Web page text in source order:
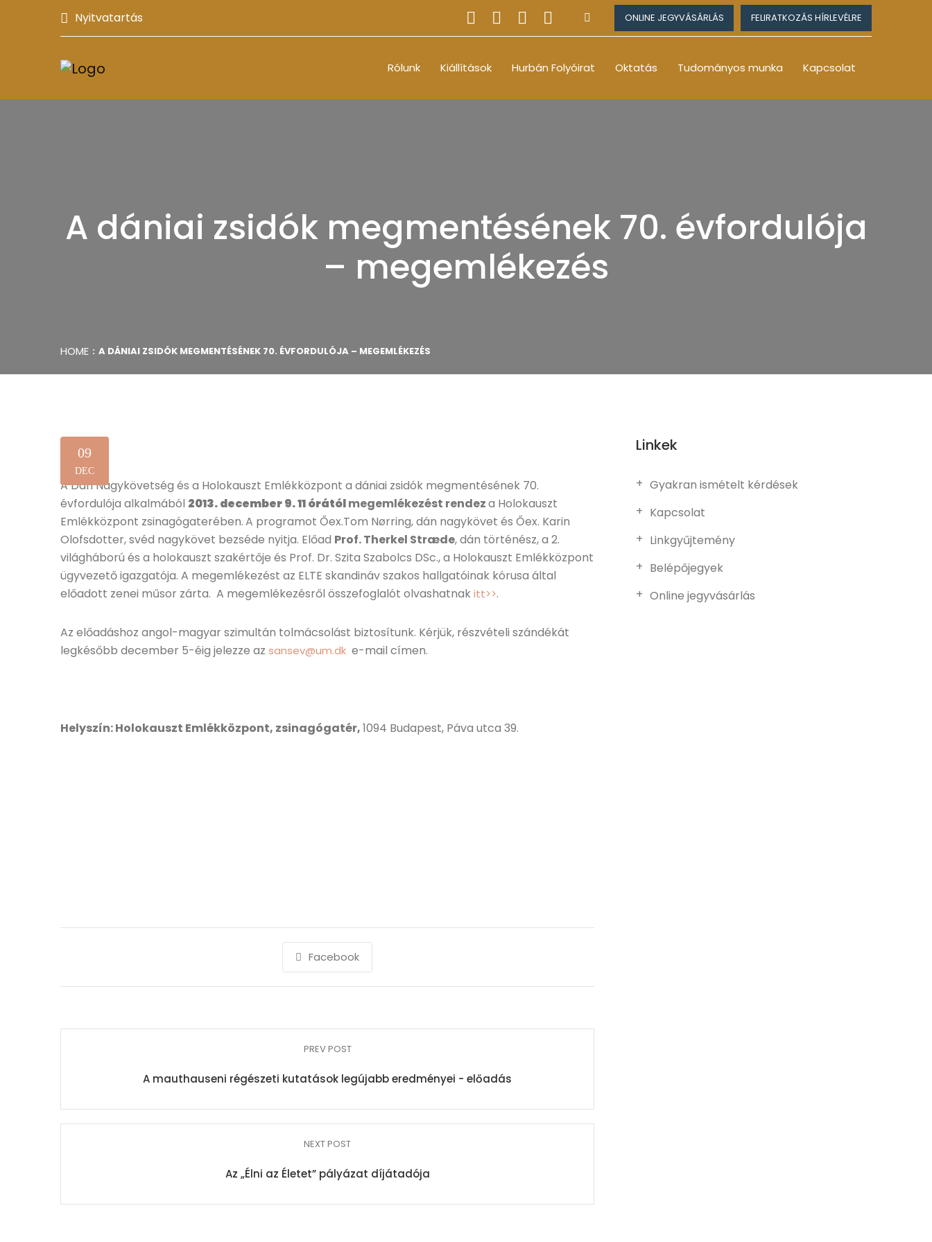
Nyitvatartás ONLINE JEGYVÁSÁRLÁS FELIRATKOZÁS HÍRLEVÉLRE
Rólunk Kiállítások Hurbán Folyóirat Oktatás Tudományos munka Kapcsolat
A dániai zsidók megmentésének 70. évfordulója
– megemlékezés
HOME A DÁNIAI ZSIDÓK MEGMENTÉSÉNEK 70. ÉVFORDULÓJA – MEGEMLÉKEZÉS
09
DEC
A Dán Nagykövetség és a Holokauszt Emlékközpont a dániai zsidók megmentésének 70.
évfordulója alkalmából 2013. december 9. 11 órátólmegemlékezést rendeza Holokauszt
Emlékközpont zsinagógaterében.A programot Őex.Tom Nørring, dán nagykövet és Őex. Karin
Olofsdotter, svéd nagykövet bezséde nyitja. Előad Prof. Therkel Stræde, dán történész, a 2.
világháború és a holokauszt szakértője és Prof. Dr. Szita Szabolcs DSc., a Holokauszt Emlékközpont
ügyvezető igazgatója. A megemlékezést az ELTE skandináv szakos hallgatóinak kórusa által
előadott zenei műsor zárta. A megemlékezésről összefoglalót olvashatnakitt>>.
Az előadáshoz angol-magyar szimultán tolmácsolást biztosítunk. Kérjük, részvételi szándékát
legkésőbb december 5-éig jelezze az sansev@um.dk e-mail címen.
Helyszín: Holokauszt Emlékközpont, zsinagógatér,1094 Budapest, Páva utca 39.
Facebook
PREV POST
A mauthauseni régészeti kutatások legújabb eredményei - előadás
NEXT POST
Az „Élni az Életet” pályázat díjátadója
Linkek
Gyakran ismételt kérdések
Kapcsolat
Linkgyűjtemény
Belépőjegyek
Online jegyvásárlás